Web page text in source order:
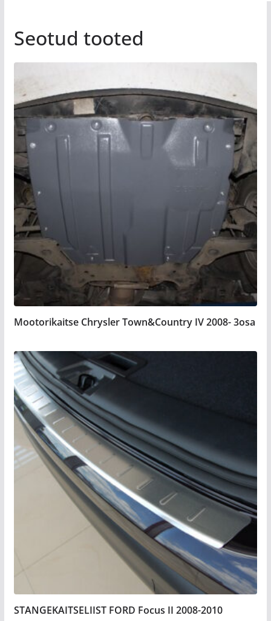
Seotud tooted
Mootorikaitse Chrysler Town&Country IV 2008- 3osa
STANGEKAITSELIIST FORD Focus II 2008-2010